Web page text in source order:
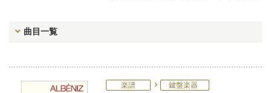
曲目一覧
楽譜 鍵盤楽器